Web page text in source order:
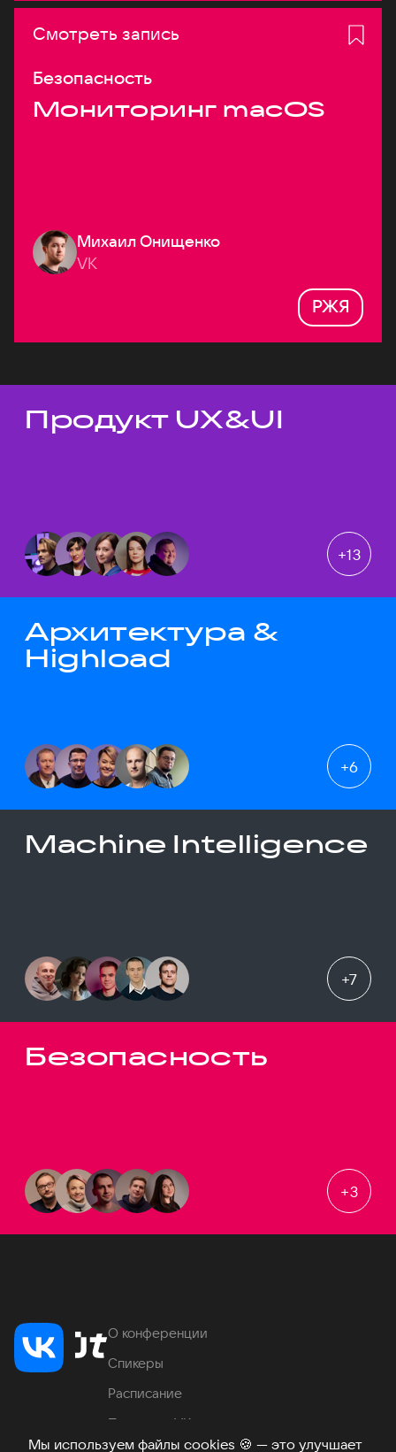
Мы используем файлы cookies 🍪 — это улучшает
Смотреть запись
Безопасность
Мониторинг macOS
Михаил Онищенко
VK
РЖЯ
Темы докладов
Продукт UX&UI
+13
Архитектура &
Highload
+6
Machine Intelligence
+7
Безопасность
+3
О конференции
Спикеры
Расписание
Продукты VK